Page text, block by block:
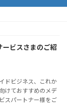
ービスさまのご紹
ドビジネス、これか
けておすすめのメデ
スパートナー様をご